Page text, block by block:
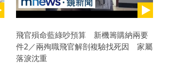
飛官殞命藍綠吵預算 新機籌購納兩要
件2／兩殉職飛官解剖複驗找死因 家屬
落淚沈重